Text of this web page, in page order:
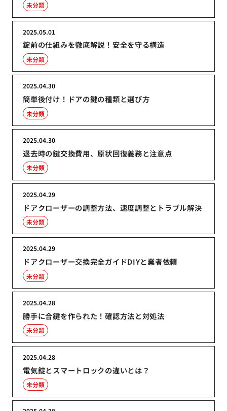
未分類
錠前の仕組みを徹底解説！安全を守る構造
2025.05.01
未分類
簡単後付け！ドアの鍵の種類と選び方
2025.04.30
未分類
退去時の鍵交換費用、原状回復義務と注意点
2025.04.30
未分類
ドアクローザーの調整方法、速度調整とトラブル解決
2025.04.29
未分類
ドアクローザー交換完全ガイドDIYと業者依頼
2025.04.29
未分類
勝手に合鍵を作られた！確認方法と対処法
2025.04.28
未分類
電気錠とスマートロックの違いとは？
2025.04.28
未分類